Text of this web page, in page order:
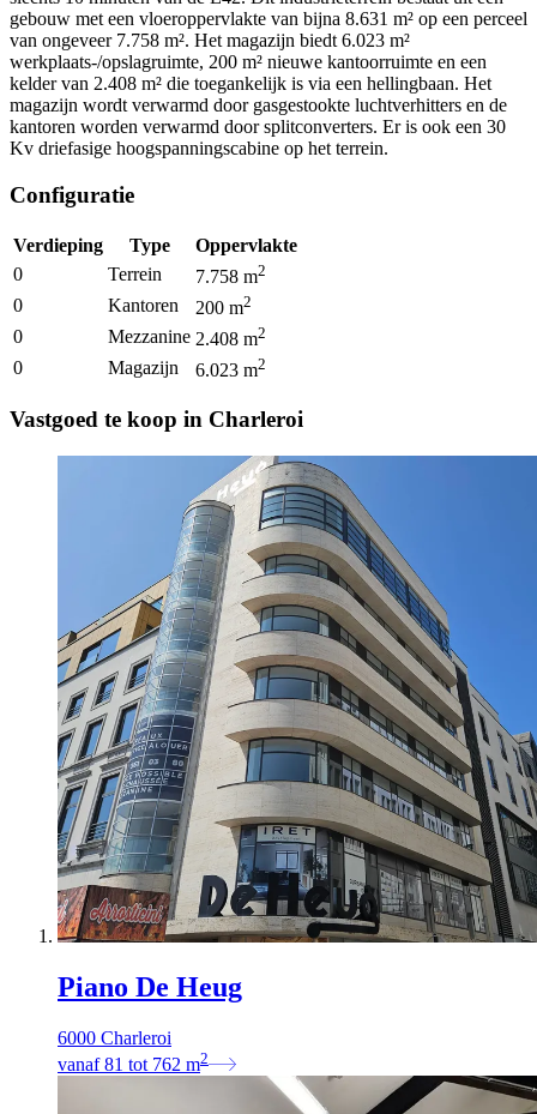
gebouw met een vloeroppervlakte van bijna 8.631 m² op een perceel
van ongeveer 7.758 m². Het magazijn biedt 6.023 m²
werkplaats-/opslagruimte, 200 m² nieuwe kantoorruimte en een
kelder van 2.408 m² die toegankelijk is via een hellingbaan. Het
magazijn wordt verwarmd door gasgestookte luchtverhitters en de
kantoren worden verwarmd door splitconverters. Er is ook een 30
Kv driefasige hoogspanningscabine op het terrein.
Configuratie
Verdieping Type
Oppervlakte
0
Terrein 7.758 m2
0 Kantoren 200 m2
0 Mezzanine 2.408 m2
0 Magazijn 6.023 m2
Vastgoed te koop in Charleroi
Piano De Heug
6000 Charleroi
vanaf 81 tot 762 m2